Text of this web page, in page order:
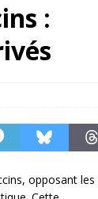
réclamation
votre assurance
:
opposant les